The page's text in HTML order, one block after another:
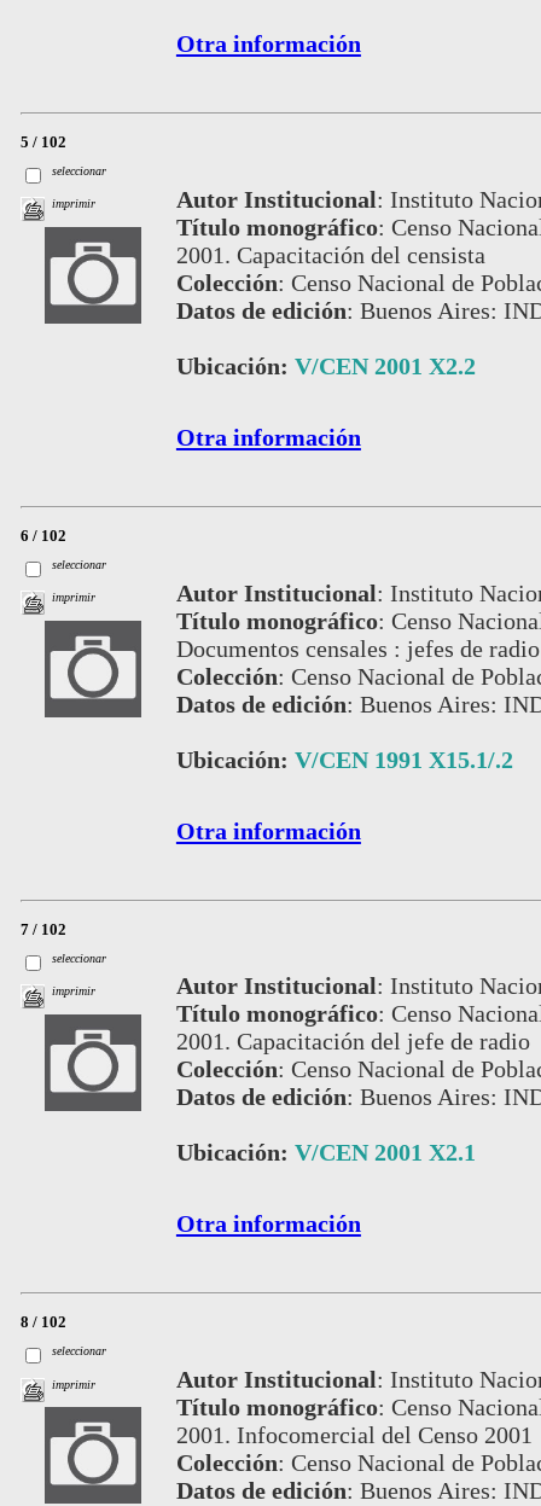
Otra información
5 / 102
seleccionar
imprimir Autor Institucional: Instituto
Título monográfico: Censo
2001. Capacitación del censista
Colección: Censo Nacional de
Datos de edición: Buenos Aires:
Ubicación: V/CEN 2001 X2.2
Otra información
6 / 102
seleccionar
imprimir Autor Institucional: Instituto
Título monográfico: Censo
Documentos censales : jefes de
Colección: Censo Nacional de
Datos de edición: Buenos Aires:
Ubicación: V/CEN 1991 X15.1/.2
Otra información
7 / 102
seleccionar
imprimir Autor Institucional: Instituto
Título monográfico: Censo
2001. Capacitación del jefe de radio
Colección: Censo Nacional de
Datos de edición: Buenos Aires:
Ubicación: V/CEN 2001 X2.1
Otra información
8 / 102
seleccionar
imprimir Autor Institucional: Instituto
Título monográfico: Censo
2001. Infocomercial del Censo 2001
Colección: Censo Nacional de
Datos de edición: Buenos Aires: